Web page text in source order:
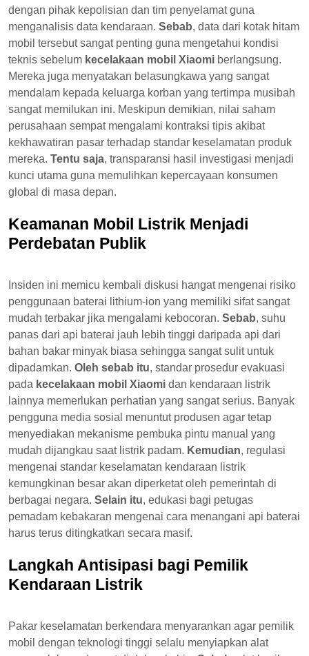
dengan pihak kepolisian dan tim penyelamat guna
menganalisis data kendaraan. Sebab, data dari kotak hitam
mobil tersebut sangat penting guna mengetahui kondisi
teknis sebelum kecelakaan mobil Xiaomi berlangsung.
Mereka juga menyatakan belasungkawa yang sangat
mendalam kepada keluarga korban yang tertimpa musibah
sangat memilukan ini. Meskipun demikian, nilai saham
perusahaan sempat mengalami kontraksi tipis akibat
kekhawatiran pasar terhadap standar keselamatan produk
mereka. Tentu saja, transparansi hasil investigasi menjadi
kunci utama guna memulihkan kepercayaan konsumen
global di masa depan.
Keamanan Mobil Listrik Menjadi
Perdebatan Publik
Insiden ini memicu kembali diskusi hangat mengenai risiko
penggunaan baterai lithium-ion yang memiliki sifat sangat
mudah terbakar jika mengalami kebocoran. Sebab, suhu
panas dari api baterai jauh lebih tinggi daripada api dari
bahan bakar minyak biasa sehingga sangat sulit untuk
dipadamkan. Oleh sebab itu, standar prosedur evakuasi
pada kecelakaan mobil Xiaomi dan kendaraan listrik
lainnya memerlukan perhatian yang sangat serius. Banyak
pengguna media sosial menuntut produsen agar tetap
menyediakan mekanisme pembuka pintu manual yang
mudah dijangkau saat listrik padam. Kemudian, regulasi
mengenai standar keselamatan kendaraan listrik
kemungkinan besar akan diperketat oleh pemerintah di
berbagai negara. Selain itu, edukasi bagi petugas
pemadam kebakaran mengenai cara menangani api baterai
harus terus ditingkatkan secara masif.
Langkah Antisipasi bagi Pemilik
Kendaraan Listrik
Pakar keselamatan berkendara menyarankan agar pemilik
mobil dengan teknologi tinggi selalu menyiapkan alat